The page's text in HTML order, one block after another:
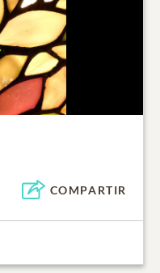
COMPARTIR